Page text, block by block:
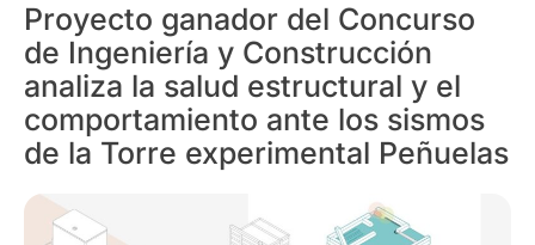
Proyecto ganador del Concurso
de Ingeniería y Construcción
analiza la salud estructural y el
comportamiento ante los sismos
de la Torre experimental Peñuelas